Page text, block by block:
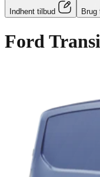
Indhent tilbud
Ford